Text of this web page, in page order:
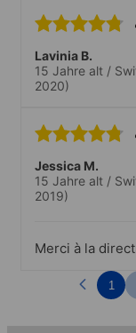
Lavinia B.
15 Jahre alt /
2020)
Jessica M.
15 Jahre alt /
2019)
Merci à la
accueil.
1